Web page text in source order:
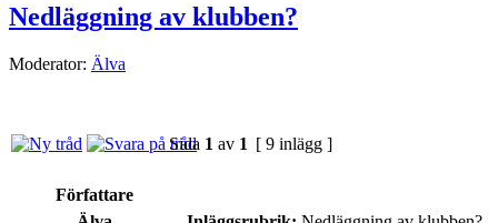
Nedläggning av klubben?
Moderator: Älva
Sida 1 av 1 [ 9 inlägg ]
Författare